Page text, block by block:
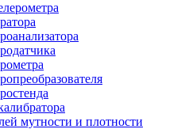
мутности и плотности